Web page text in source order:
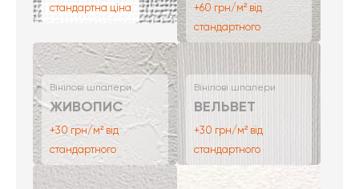
стандартна ціна
+60 грн/м² від
стандартного
Вінілові шпалери
ЖИВОПИС
+30 грн/м² від
стандартного
Вінілові шпалери
ВЕЛЬВЕТ
+30 грн/м² від
стандартного